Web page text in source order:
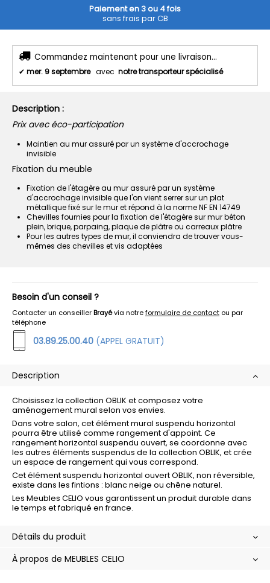
Paiement en 3 ou 4 fois
sans frais par CB
Commandez maintenant pour une livraison...
✔ mer. 9 septembre avec notre transporteur spécialisé
Description :
Prix avec éco-participation
Maintien au mur assuré par un système d'accrochage
invisible
Fixation du meuble
Fixation de l'étagère au mur assuré par un système
d'accrochage invisible que l'on vient serrer sur un plat
métallique fixé sur le mur et répond à la norme NF EN 14749
Chevilles fournies pour la fixation de l'étagère sur mur béton
plein, brique, parpaing, plaque de plâtre ou carreaux plâtre
Pour les autres types de mur, il conviendra de trouver vous-
mêmes des chevilles et vis adaptées
Besoin d'un conseil ?
Contacter un conseillerBrayévia notreformulaire de contact ou par
téléphone
03.89.25.00.40 (APPEL GRATUIT)
Description
Choisissez la collection OBLIK et composez votre
aménagement mural selon vos envies.
Dans votre salon, cet élément mural suspendu horizontal
pourra être utilisé comme rangement d'appoint. Ce
rangement horizontal suspendu ouvert, se coordonne avec
les autres éléments suspendus de la collection OBLIK, et crée
un espace de rangement qui vous correspond.
Cet élément suspendu horizontal ouvert OBLIK, non réversible,
existe dans les fintions : blanc neige ou chêne naturel.
Les Meubles CELIO vous garantissent un produit durable dans
le temps et fabriqué en france.
Détails du produit
À propos de MEUBLES CELIO